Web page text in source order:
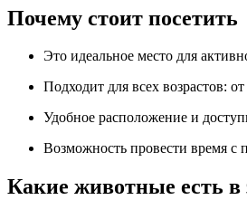
Почему стоит посетить
Это идеальное место для
Подходит для всех возрастов:
Удобное расположение и
Возможность провести время с
Какие животные есть в